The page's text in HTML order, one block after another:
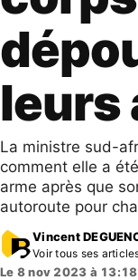
leurs
La ministre sud-
comment elle a
arme après que
autoroute pour
Vincent
Voir tous ses
Le 8 nov 2023 à 13:18